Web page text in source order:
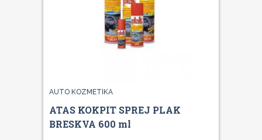
AUTO KOZMETIKA
ATAS KOKPIT SPREJ PLAK
BRESKVA 600 ml